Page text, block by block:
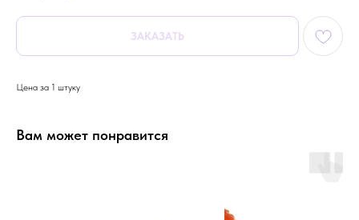
ЗАКАЗАТЬ
Цена за 1 штуку
Вам может понравится